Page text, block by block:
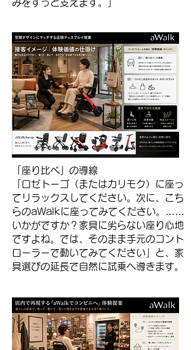
みをずっと支えます。」
「座り比べ」の導線
「ロゼトーゴ（またはカリモク）に座っ
てリラックスしてください。次に、こち
らのaWalkに座ってみてください。……
いかがですか？家具に劣らない座り心地
ですよね。では、そのまま手元のコント
ローラーで動いてみてください」と、家
具選びの延長で自然に試乗へ導きます。